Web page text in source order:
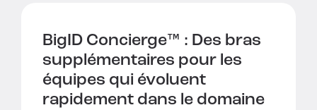
BigID Concierge™ : Des bras
supplémentaires pour les
équipes qui évoluent
rapidement dans le domaine